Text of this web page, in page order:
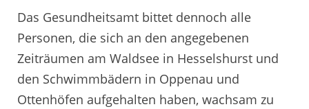
Das Gesundheitsamt bittet dennoch alle
Personen, die sich an den angegebenen
Zeiträumen am Waldsee in Hesselshurst und
den Schwimmbädern in Oppenau und
Ottenhöfen aufgehalten haben, wachsam zu